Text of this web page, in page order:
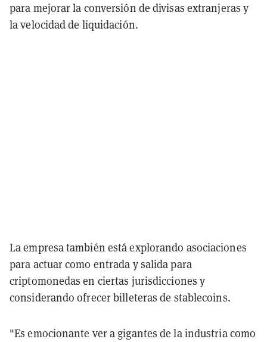
para mejorar la conversión de divisas extranjeras y
la velocidad de liquidación.
La empresa también está explorando asociaciones
para actuar como entrada y salida para
criptomonedas en ciertas jurisdicciones y
considerando ofrecer billeteras de stablecoins.
"Es emocionante ver a gigantes de la industria como